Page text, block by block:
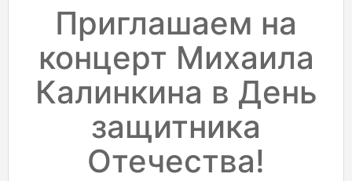
Приглашаем на
концерт Михаила
Калинкина в День
защитника
Отечества!